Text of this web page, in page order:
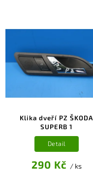
Klika dveří PZ ŠKODA
SUPERB 1
290 Kč / ks
Detail